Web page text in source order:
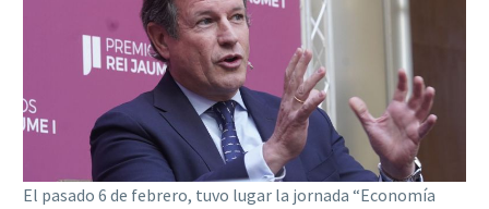
El pasado 6 de febrero, tuvo lugar la jornada “Economía